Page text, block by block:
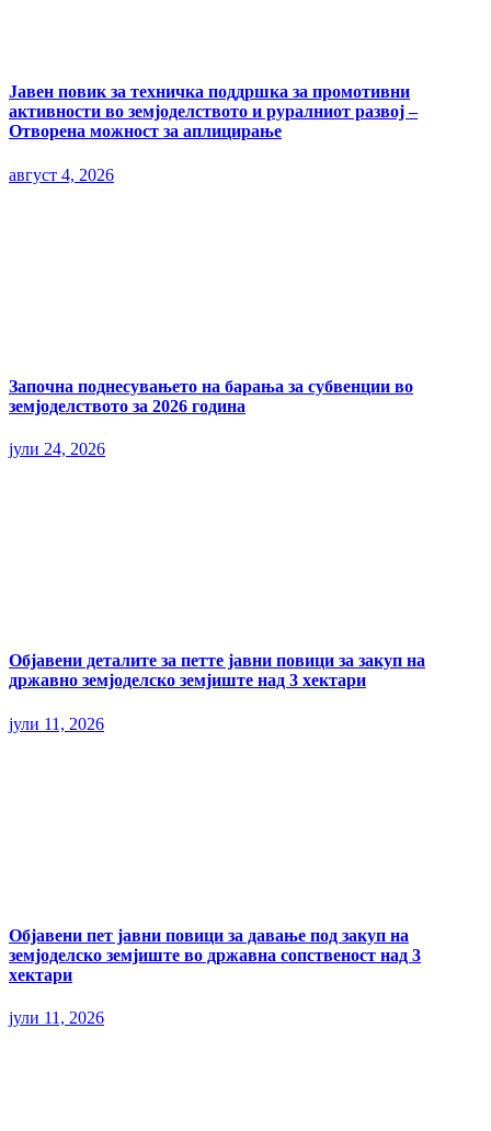
Јавен повик за техничка поддршка за промотивни
активности во земјоделството и руралниот развој –
Отворена можност за аплицирање
август 4, 2026
Започна поднесувањето на барања за субвенции во
земјоделството за 2026 година
јули 24, 2026
Објавени деталите за петте јавни повици за закуп на
државно земјоделско земјиште над 3 хектари
јули 11, 2026
Објавени пет јавни повици за давање под закуп на
земјоделско земјиште во државна сопственост над 3
хектари
јули 11, 2026